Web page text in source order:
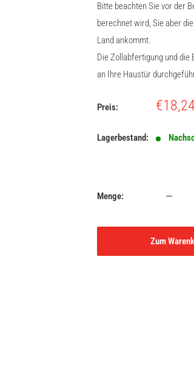
Bitte beachten Sie vor der
berechnet wird, Sie aber
Land ankommt.
Die Zollabfertigung und die
an Ihre Haustür
Preis: €18,24
Lagerbestand:
Menge:
Zum